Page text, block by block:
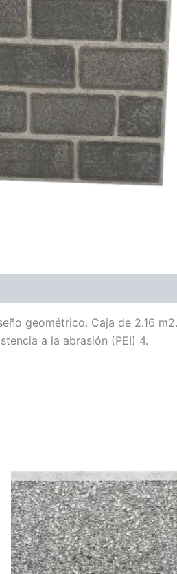
geométrico. Caja de 2.16
a la abrasión (PEI) 4.